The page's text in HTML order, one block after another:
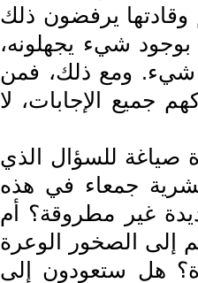
وقادتها يرفضون ذلك
شيء يجهلونه،
شيء. ومع ذلك، فمن
جميع الإجابات، لا
صياغة للسؤال الذي
جمعاء في هذه
غير مطروقة؟ أم
إلى الصخور الوعرة
هل ستعودون إلى